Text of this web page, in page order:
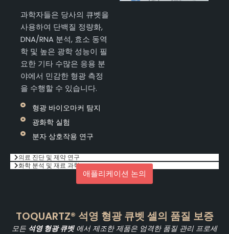
의료 진단 및 제약 연구
화학 분석 및 재료 과학
과학자들은 당사의 큐벳을
사용하여 단백질 정량화,
DNA/RNA 분석, 효소 동역
학 및 높은 광학 성능이 필
요한 기타 수많은 응용 분
야에서 민감한 형광 측정
을 수행할 수 있습니다.
형광 바이오마커 탐지
광화학 실험
분자 상호작용 연구
애플리케이션 논의
TOQUARTZ® 석영 형광 큐벳 셀의 품질 보증
모든 석영 형광 큐벳에서 제조한 제품은 엄격한 품질 관리 프로세